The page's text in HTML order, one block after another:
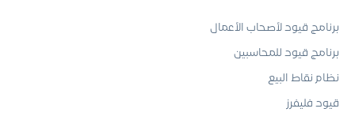
برنامج قيود لأصحاب الأعمال
برنامج قيود للمحاسبين
نظام نقاط البيع
قيود فليفرز